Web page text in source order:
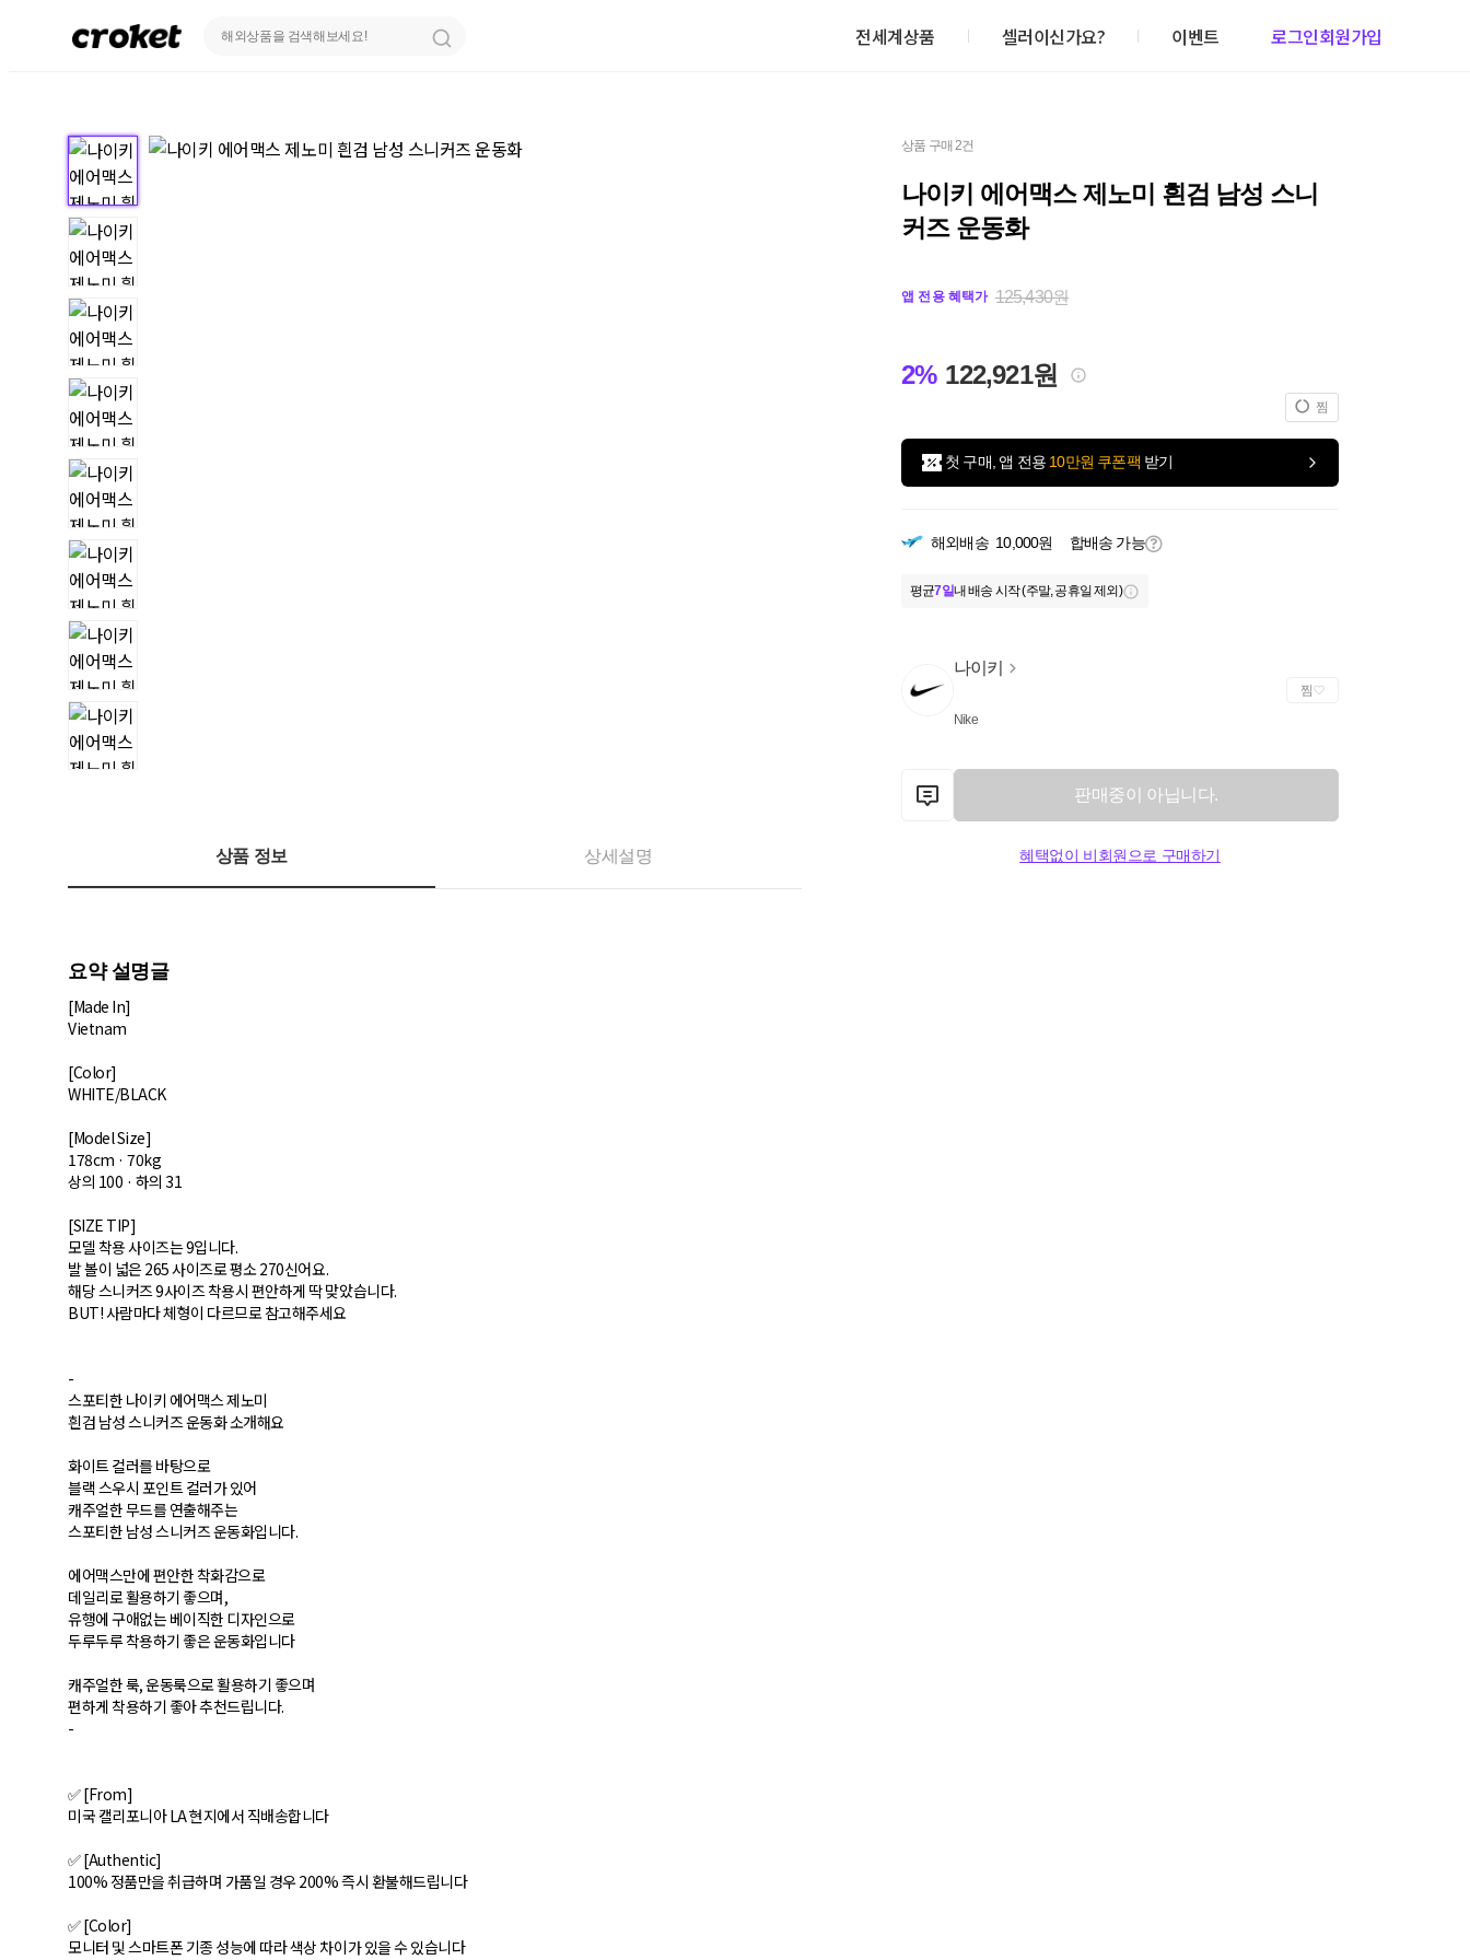
전세계상품 셀러이신가요? 이벤트 로그인회원가입
상품 구매 2건
나이키 에어맥스 제노미 흰검 남성 스니
커즈 운동화
앱 전용 혜택가 125,430원
2% 122,921원
찜
첫 구매, 앱 전용 10만원 쿠폰팩 받기
해외배송 10,000원 합배송 가능
평균7일내 배송 시작 (주말, 공휴일 제외)
나이키
Nike
찜
판매중이 아닙니다.
혜택없이 비회원으로 구매하기
상품 정보 상세설명
요약 설명글
[Made In]
Vietnam
[Color]
WHITE/BLACK
[Model Size]
178cm · 70kg
상의 100 · 하의 31
[SIZE TIP]
모델 착용 사이즈는 9입니다.
발 볼이 넓은 265 사이즈로 평소 270신어요.
해당 스니커즈 9사이즈 착용시 편안하게 딱 맞았습니다.
BUT! 사람마다 체형이 다르므로 참고해주세요
-
스포티한 나이키 에어맥스 제노미
흰검 남성 스니커즈 운동화 소개해요
화이트 컬러를 바탕으로
블랙 스우시 포인트 컬러가 있어
캐주얼한 무드를 연출해주는
스포티한 남성 스니커즈 운동화입니다.
에어맥스만에 편안한 착화감으로
데일리로 활용하기 좋으며,
유행에 구애없는 베이직한 디자인으로
두루두루 착용하기 좋은 운동화입니다
캐주얼한 룩, 운동룩으로 활용하기 좋으며
편하게 착용하기 좋아 추천드립니다.
-
✅ [From]
미국 캘리포니아 LA 현지에서 직배송합니다
✅ [Authentic]
100% 정품만을 취급하며 가품일 경우 200% 즉시 환불해드립니다
✅ [Color]
모니터 및 스마트폰 기종 성능에 따라 색상 차이가 있을 수 있습니다